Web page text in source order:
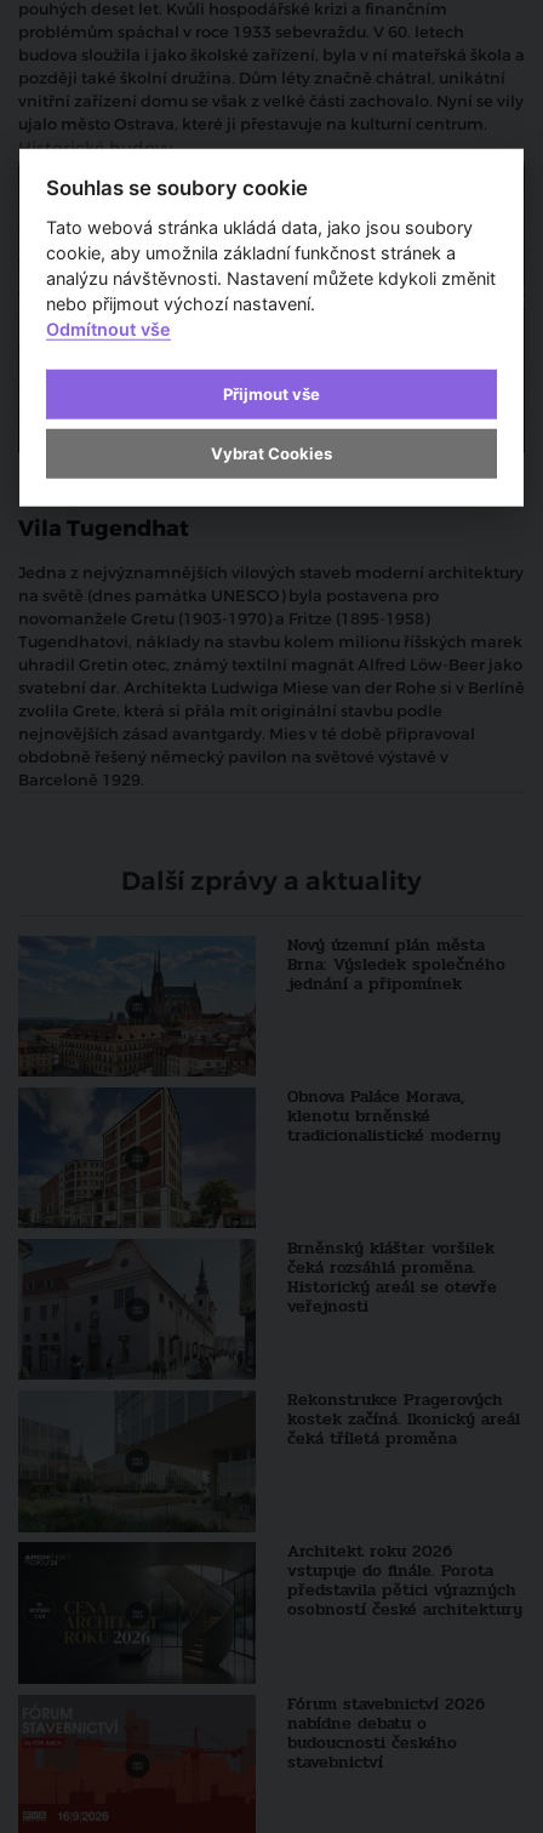
pouhých deset let. Kvůli hospodářské krizi a finančním
problémům spáchal v roce 1933 sebevraždu. V 60. letech
budova sloužila i jako školské zařízení, byla v ní mateřská škola a
později také školní družina. Dům léty značně chátral, unikátní
vnitřní zařízení domu se však z velké části zachovalo. Nyní se vily
ujalo město Ostrava, které ji přestavuje na kulturní centrum.
Historické budovy
12 m 12 s
Vila Tugendhat
Jedna z nejvýznamnějších vilových staveb moderní architektury
na světě (dnes památka UNESCO) byla postavena pro
novomanžele Gretu (1903-1970) a Fritze (1895-1958)
Tugendhatovi, náklady na stavbu kolem milionu říšských marek
uhradil Gretin otec, známý textilní magnát Alfred Löw-Beer jako
svatební dar. Architekta Ludwiga Miese van der Rohe si v Berlíně
zvolila Grete, která si přála mít originální stavbu podle
nejnovějších zásad avantgardy. Mies v té době připravoval
obdobně řešený německý pavilon na světové výstavě v
Barceloně 1929.
Další zprávy a aktuality
Nový územní plán města
Brna: Výsledek společného
jednání a připomínek
Obnova Paláce Morava,
klenotu brněnské
tradicionalistické moderny
Brněnský klášter voršilek
čeká rozsáhlá proměna.
Historický areál se otevře
veřejnosti
Rekonstrukce Pragerových
kostek začíná. Ikonický areál
čeká tříletá proměna
Architekt roku 2026
vstupuje do finále. Porota
představila pětici výrazných
osobností české architektury
Fórum stavebnictví 2026
nabídne debatu o
budoucnosti českého
stavebnictví
Souhlas se soubory cookie
Tato webová stránka ukládá data, jako jsou soubory
cookie, aby umožnila základní funkčnost stránek a
analýzu návštěvnosti. Nastavení můžete kdykoli změnit
nebo přijmout výchozí nastavení.
Odmítnout vše
Přijmout vše
Vybrat Cookies